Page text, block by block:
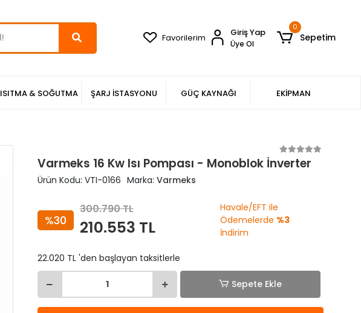
Favorilerim Giriş Yap
Üye Ol
0
Sepetim
ISITMA & SOĞUTMA ŞARJ İSTASYONU GÜÇ KAYNAĞI EKİPMAN
Varmeks 16 Kw Isı Pompası - Monoblok İnverter
Ürün Kodu: VTI-0166 Marka: Varmeks
%30
300.790 TL
210.553 TL
Havale/EFT ile
Ödemelerde %3
İndirim
22.020 TL 'den başlayan taksitlerle
Sepete Ekle